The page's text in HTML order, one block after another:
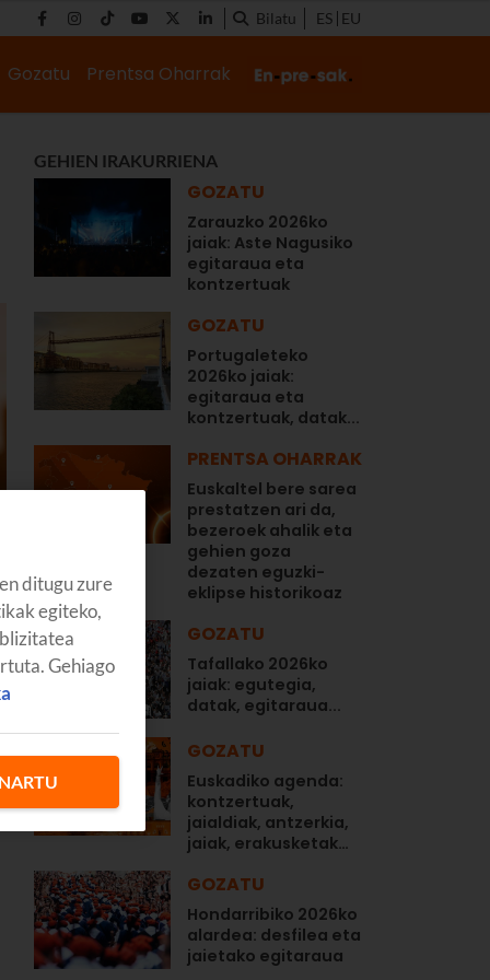
Bilatu ES EU
Gozatu Prentsa Oharrak
GEHIEN IRAKURRIENA
GOZATU
Zarauzko 2026ko
jaiak: Aste Nagusiko
egitaraua eta
kontzertuak
GOZATU
Portugaleteko
2026ko jaiak:
egitaraua eta
kontzertuak, datak...
PRENTSA OHARRAK
Euskaltel bere sarea
prestatzen ari da,
bezeroek ahalik eta
gehien goza
dezaten eguzki-
eklipse historikoaz
GOZATU
Tafallako 2026ko
jaiak: egutegia,
datak, egitaraua...
GOZATU
Euskadiko agenda:
kontzertuak,
jaialdiak, antzerkia,
jaiak, erakusketak…
GOZATU
Hondarribiko 2026ko
alardea: desfilea eta
jaietako egitaraua
ditugu zure
egiteko,
Gehiago